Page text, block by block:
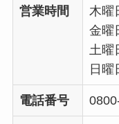
営業時間
木曜
金曜
土曜
日
電話番号